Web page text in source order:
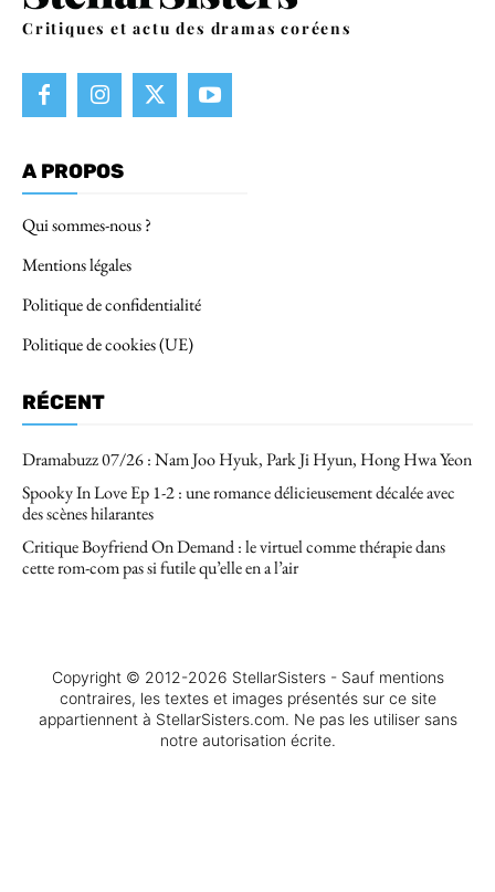
Critiques et actu des dramas coréens
A PROPOS
Qui sommes-nous ?
Mentions légales
Politique de confidentialité
Politique de cookies (UE)
RÉCENT
Dramabuzz 07/26 : Nam Joo Hyuk, Park Ji Hyun, Hong Hwa Yeon
Spooky In Love Ep 1-2 : une romance délicieusement décalée avec
des scènes hilarantes
Critique Boyfriend On Demand : le virtuel comme thérapie dans
cette rom-com pas si futile qu’elle en a l’air
Copyright © 2012-2026 StellarSisters - Sauf mentions
contraires, les textes et images présentés sur ce site
appartiennent à StellarSisters.com. Ne pas les utiliser sans
notre autorisation écrite.